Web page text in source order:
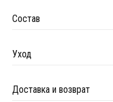
Состав
Уход
Доставка и возврат